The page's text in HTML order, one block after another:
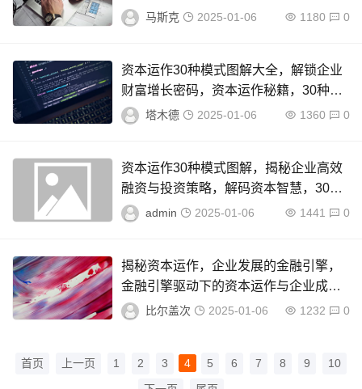
效运营之道
马斯克 2025-01-06 1180 0
资本运作30种模式图解大全，解锁企业
财富增长密码，资本运作秘籍，30种模
式图解，揭示企业财富增长之道
塔木德 2025-01-06 1360 0
资本运作30种模式图解，揭秘企业高效
融资与投资策略，解码资本智慧，30种
资本运作模式解析
admin 2025-01-06 1441 0
揭秘资本运作，企业发展的金融引擎，
金融引擎驱动下的资本运作与企业成长
奥秘比尔盖次 2025-01-06 1232 0
首页 上一页 1 2 3 4 5 6 7 8 9
10